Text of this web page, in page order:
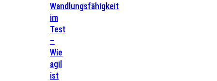
Wandlungsfähigkeit
im
Test
–
Wie
agil
ist